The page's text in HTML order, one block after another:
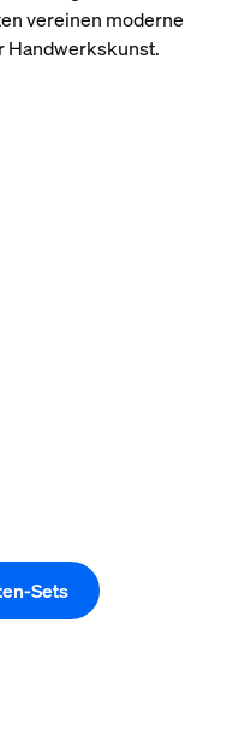
vereinen moderne
Handwerkskunst.
Sets